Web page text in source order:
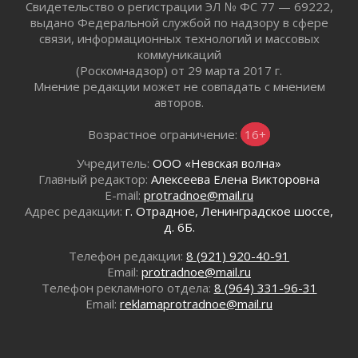
Пик топливного кризиса в Ленинградской
области прошёл
29 июля 2026
Ленобласть вошла в двадцатку лидеров по
освещению нацпроектов в СМИ
29 июля 2026
Легкоатлеты Ленинградской области вошли в
пятерку сильнейших на Первенстве России
Сотрудница почты в Кингисеппе
инсценировала пожар после кражи почти
полумиллиона рублей
29 июля 2026
штрафов на 17 миллионов рублей за сброс
29 июля 2026
Региональная сеть контейнерных площадок
Свидетельство о регистрации ЭЛ № ФС 77 — 69222,
выдано Федеральной службой по надзору в сфере
связи, информационных технологий и массовых
коммуникаций
(Роскомнадзор) от 29 марта 2017 г.
Мнение редакции может не совпадать с мнением
авторов.
Возрастное ограничение: 16+
Учредитель: ООО «Невская волна»
Главный редактор: Алексеева Елена Викторовна
E-mail: protradnoe@mail.ru
Адрес редакции: г. Отрадное, Ленинградское шоссе,
д. 6Б.
Телефон редакции: 8 (921) 920-40-91
Email: protradnoe@mail.ru
Телефон рекламного отдела: 8 (964) 331-96-31
Email: reklamaprotradnoe@mail.ru